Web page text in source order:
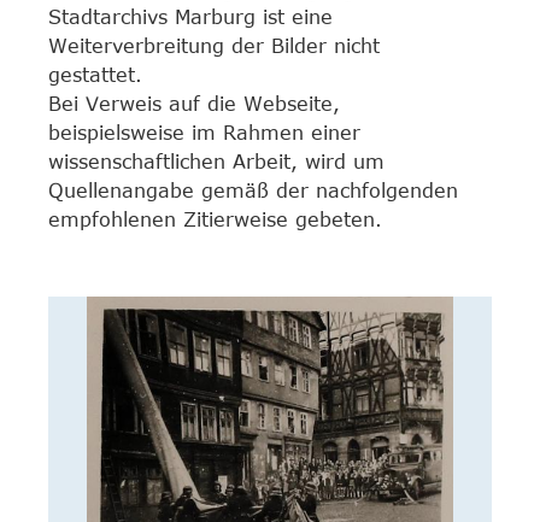
Stadtarchivs Marburg ist eine
Weiterverbreitung der Bilder nicht
gestattet.
Bei Verweis auf die Webseite,
beispielsweise im Rahmen einer
wissenschaftlichen Arbeit, wird um
Quellenangabe gemäß der nachfolgenden
empfohlenen Zitierweise gebeten.